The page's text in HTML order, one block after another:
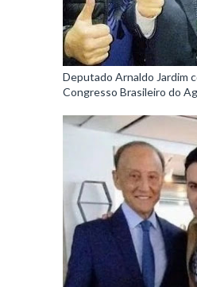
Deputado Arnaldo Jardim
Congresso Brasileiro do